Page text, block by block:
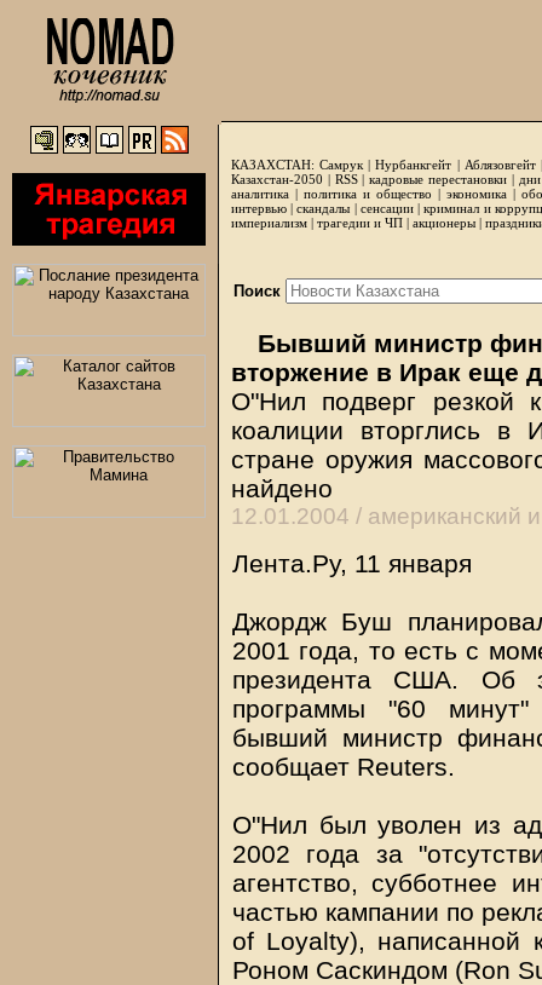
КАЗАХСТАН: Самрук |Нурбанкгейт | Аблязовгейт
Казахстан-2050 | RSS|кадровые перестановки|
аналитика | политика и общество | экономика |
интервью |скандалы | сенсации|криминал и
империализм | трагедии и ЧП | акционеры |
Поиск
Бывший министр
вторжение в Ирак еще
О"Нил подверг резкой
коалиции вторглись в
стране оружия
найдено
12.01.2004 / американский
Лента.Ру, 11 января
Джордж Буш
2001 года, то есть с
президента США. Об
программы "60 минут"
бывший министр
сообщает Reuters.
О"Нил был уволен из
2002 года за
агентство, субботнее
частью кампании по
of Loyalty), написанной
Роном Саскиндом (Ron